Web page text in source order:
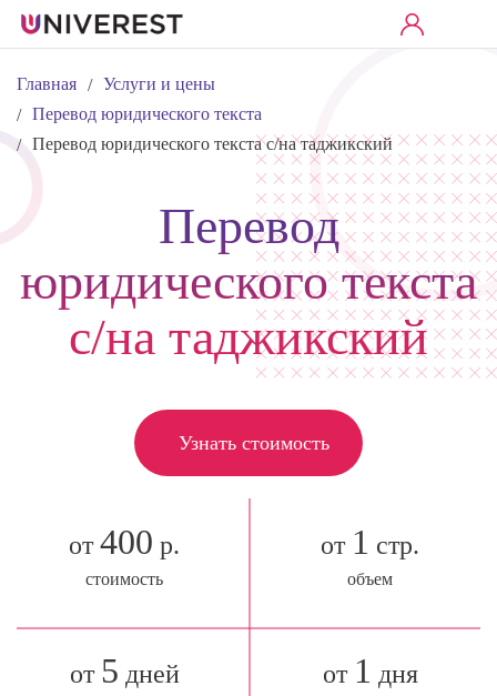
Главная / Услуги и цены
/ Перевод юридического текста
/ Перевод юридического текста с/на таджикский
Перевод
юридического текста
с/на таджикский
Узнать стоимость
от400 р.
стоимость
от 1 стр.
объем
от 5 дней от 1 дня